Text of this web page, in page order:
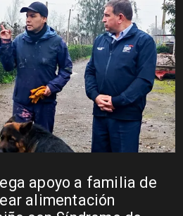
apoyo a familia de
alimentación